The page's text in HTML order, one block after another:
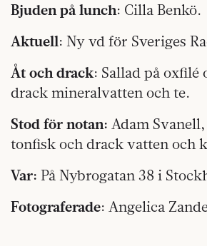
Bjuden på lunch: Cilla Benkö.
Aktuell: Ny vd för Sveriges
Åt och drack: Sallad på oxfilé
drack mineralvatten och te.
Stod för notan: Adam
tonfisk och drack vatten och
Var: På Nybrogatan 38 i
Fotograferade: Angelica